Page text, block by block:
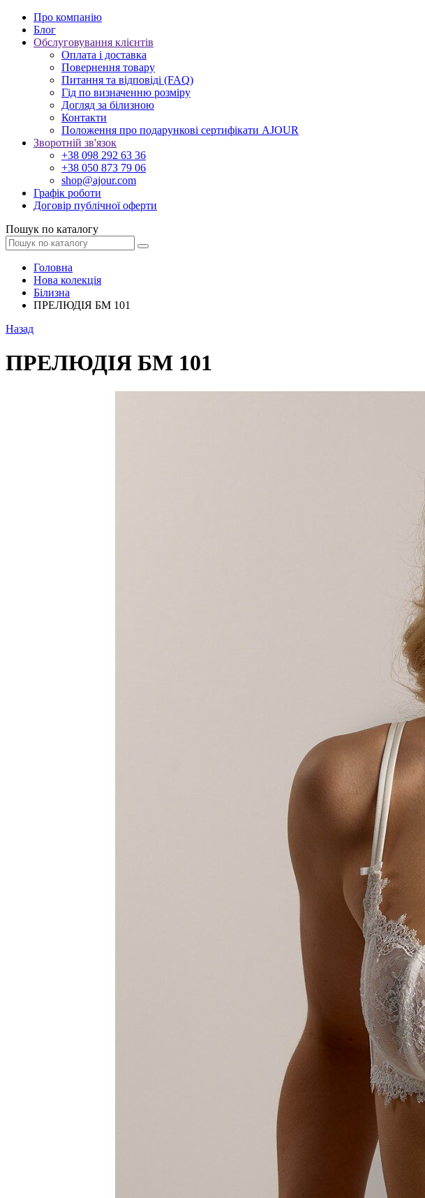
Про компанію
Блог
Обслуговування клієнтів
Оплата і доставка
Повернення товару
Питання та відповіді (FAQ)
Гід по визначенню розміру
Догляд за білизною
Контакти
Положення про подарункові сертифікати AJOUR
Зворотній зв'язок
+38 098 292 63 36
+38 050 873 79 06
shop@ajour.com
Графік роботи
Договір публічної оферти
Пошук по каталогу
Головна
Нова колекція
Білизна
ПРЕЛЮДІЯ БМ 101
Назад
ПРЕЛЮДІЯ БМ 101